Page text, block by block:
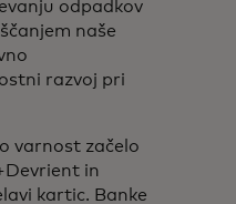
odpadkov
naše
razvoj pri
varnost začelo
in
kartic. Banke